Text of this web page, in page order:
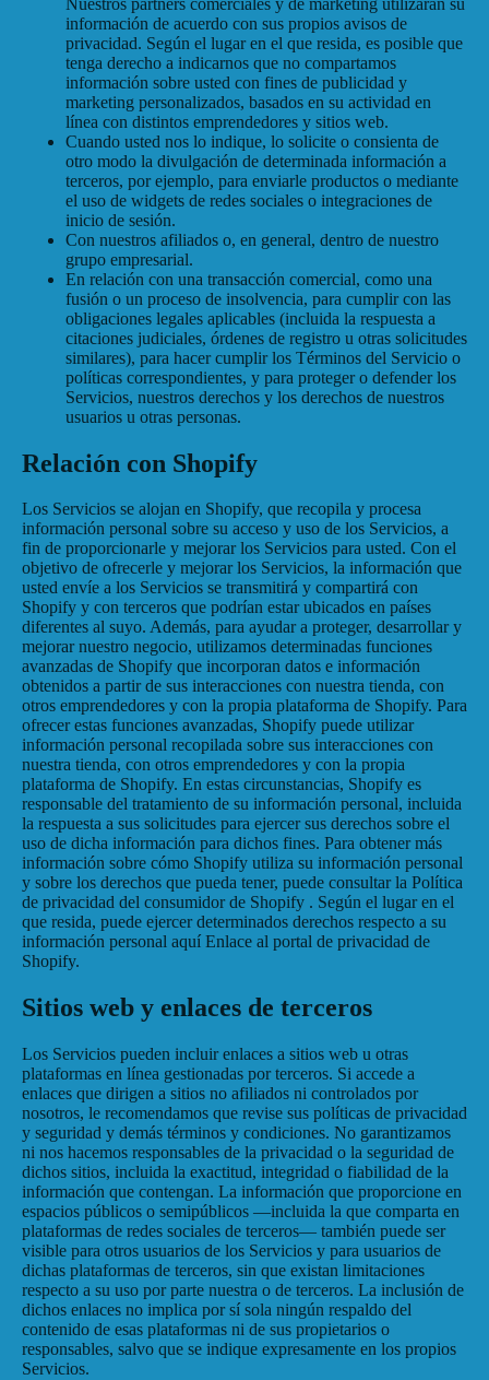
información de acuerdo con sus propios avisos de
privacidad. Según el lugar en el que resida, es posible que
tenga derecho a indicarnos que no compartamos
información sobre usted con fines de publicidad y
marketing personalizados, basados en su actividad en
línea con distintos emprendedores y sitios web.
Cuando usted nos lo indique, lo solicite o consienta de
otro modo la divulgación de determinada información a
terceros, por ejemplo, para enviarle productos o mediante
el uso de widgets de redes sociales o integraciones de
inicio de sesión.
Con nuestros afiliados o, en general, dentro de nuestro
grupo empresarial.
En relación con una transacción comercial, como una
fusión o un proceso de insolvencia, para cumplir con las
obligaciones legales aplicables (incluida la respuesta a
citaciones judiciales, órdenes de registro u otras solicitudes
similares), para hacer cumplir los Términos del Servicio o
políticas correspondientes, y para proteger o defender los
Servicios, nuestros derechos y los derechos de nuestros
usuarios u otras personas.
Relación con Shopify
Los Servicios se alojan en Shopify, que recopila y procesa
información personal sobre su acceso y uso de los Servicios, a
fin de proporcionarle y mejorar los Servicios para usted. Con el
objetivo de ofrecerle y mejorar los Servicios, la información que
usted envíe a los Servicios se transmitirá y compartirá con
Shopify y con terceros que podrían estar ubicados en países
diferentes al suyo. Además, para ayudar a proteger, desarrollar y
mejorar nuestro negocio, utilizamos determinadas funciones
avanzadas de Shopify que incorporan datos e información
obtenidos a partir de sus interacciones con nuestra tienda, con
otros emprendedores y con la propia plataforma de Shopify. Para
ofrecer estas funciones avanzadas, Shopify puede utilizar
información personal recopilada sobre sus interacciones con
nuestra tienda, con otros emprendedores y con la propia
plataforma de Shopify. En estas circunstancias, Shopify es
responsable del tratamiento de su información personal, incluida
la respuesta a sus solicitudes para ejercer sus derechos sobre el
uso de dicha información para dichos fines. Para obtener más
información sobre cómo Shopify utiliza su información personal
y sobre los derechos que pueda tener, puede consultar la Política
de privacidad del consumidor de Shopify . Según el lugar en el
que resida, puede ejercer determinados derechos respecto a su
información personal aquí Enlace al portal de privacidad de
Shopify.
Sitios web y enlaces de terceros
Los Servicios pueden incluir enlaces a sitios web u otras
plataformas en línea gestionadas por terceros. Si accede a
enlaces que dirigen a sitios no afiliados ni controlados por
nosotros, le recomendamos que revise sus políticas de privacidad
y seguridad y demás términos y condiciones. No garantizamos
ni nos hacemos responsables de la privacidad o la seguridad de
dichos sitios, incluida la exactitud, integridad o fiabilidad de la
información que contengan. La información que proporcione en
espacios públicos o semipúblicos —incluida la que comparta en
plataformas de redes sociales de terceros— también puede ser
visible para otros usuarios de los Servicios y para usuarios de
dichas plataformas de terceros, sin que existan limitaciones
respecto a su uso por parte nuestra o de terceros. La inclusión de
dichos enlaces no implica por sí sola ningún respaldo del
contenido de esas plataformas ni de sus propietarios o
responsables, salvo que se indique expresamente en los propios
Servicios.